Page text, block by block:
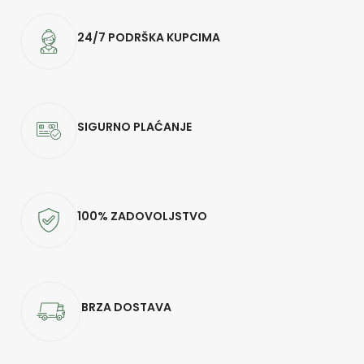
24/7 PODRŠKA KUPCIMA
SIGURNO PLAĆANJE
100% ZADOVOLJSTVO
BRZA DOSTAVA